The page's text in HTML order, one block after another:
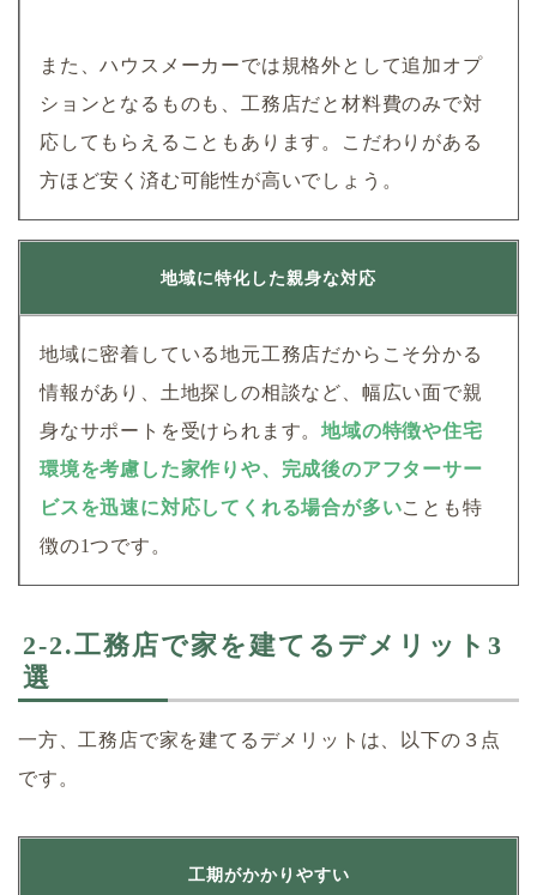
また、ハウスメーカーでは規格外として追加オプ
ションとなるものも、工務店だと材料費のみで対
応してもらえることもあります。こだわりがある
方ほど安く済む可能性が高いでしょう。
地域に特化した親身な対応
地域に密着している地元工務店だからこそ分かる
情報があり、土地探しの相談など、幅広い面で親
身なサポートを受けられます。地域の特徴や住宅
環境を考慮した家作りや、完成後のアフターサー
ビスを迅速に対応してくれる場合が多いことも特
徴の1つです。
2-2.工務店で家を建てるデメリット3
選
一方、工務店で家を建てるデメリットは、以下の３点
です。
工期がかかりやすい